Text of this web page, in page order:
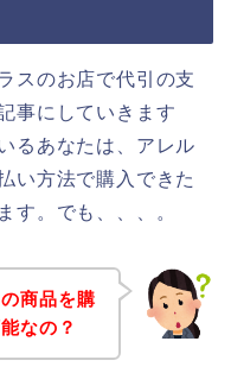
スのお店で代引の支
事にしていきます
るあなたは、アレル
い方法で購入できた
す。でも、、、。
商品を購
なの？